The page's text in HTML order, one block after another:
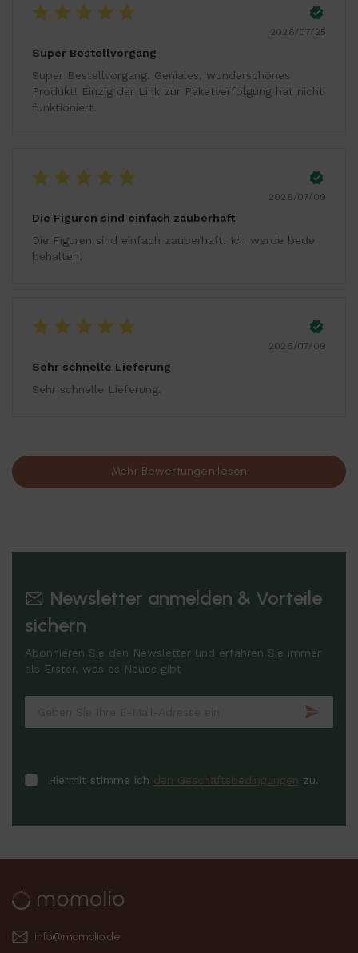
2026/07/25
Super Bestellvorgang
Super Bestellvorgang. Geniales, wunderschönes
Produkt! Einzig der Link zur Paketverfolgung hat nicht
funktioniert.
2026/07/09
Die Figuren sind einfach zauberhaft
Die Figuren sind einfach zauberhaft. Ich werde bede
behalten.
2026/07/09
Sehr schnelle Lieferung
Sehr schnelle Lieferung.
Mehr Bewertungen lesen
Newsletter anmelden & Vorteile
sichern
Abonnieren Sie den Newsletter und erfahren Sie immer
als Erster, was es Neues gibt
Hiermit stimme ich den Geschäftsbedingungen zu.
info@momolio.de